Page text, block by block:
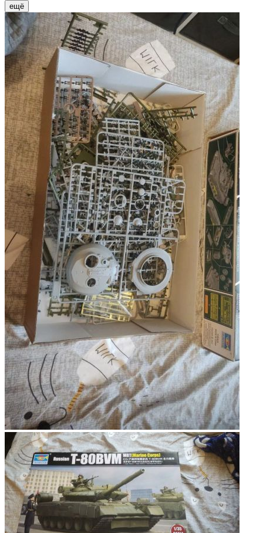
ещё